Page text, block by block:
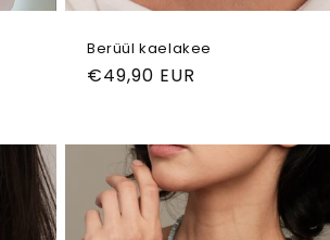
Berüül kaelakee
Tavahind
€49,90 EUR